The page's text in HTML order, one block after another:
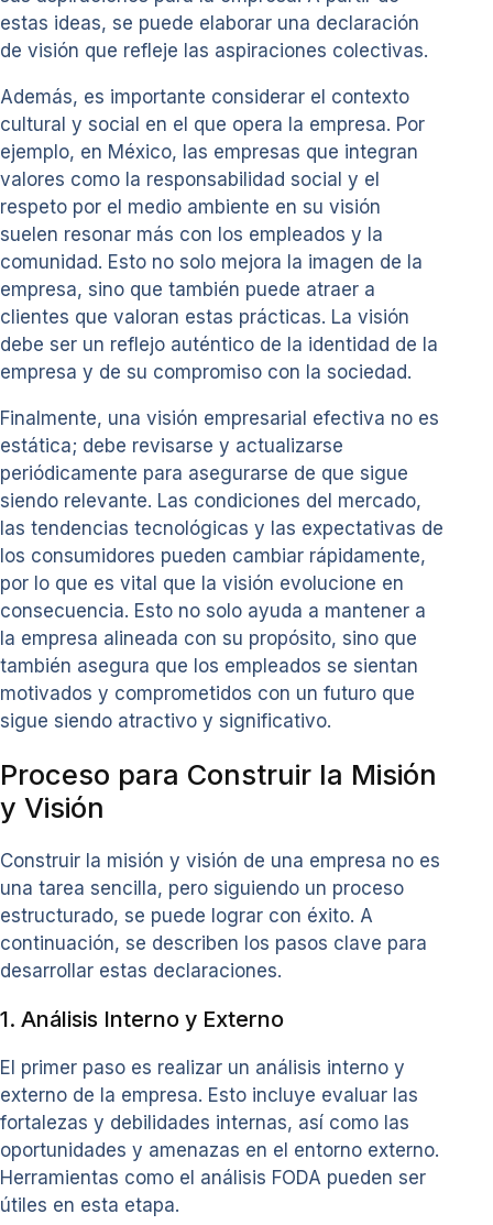
estas ideas, se puede elaborar una declaración
de visión que refleje las aspiraciones colectivas.
Además, es importante considerar el contexto
cultural y social en el que opera la empresa. Por
ejemplo, en México, las empresas que integran
valores como la responsabilidad social y el
respeto por el medio ambiente en su visión
suelen resonar más con los empleados y la
comunidad. Esto no solo mejora la imagen de la
empresa, sino que también puede atraer a
clientes que valoran estas prácticas. La visión
debe ser un reflejo auténtico de la identidad de la
empresa y de su compromiso con la sociedad.
Finalmente, una visión empresarial efectiva no es
estática; debe revisarse y actualizarse
periódicamente para asegurarse de que sigue
siendo relevante. Las condiciones del mercado,
las tendencias tecnológicas y las expectativas de
los consumidores pueden cambiar rápidamente,
por lo que es vital que la visión evolucione en
consecuencia. Esto no solo ayuda a mantener a
la empresa alineada con su propósito, sino que
también asegura que los empleados se sientan
motivados y comprometidos con un futuro que
sigue siendo atractivo y significativo.
Proceso para Construir la Misión
y Visión
Construir la misión y visión de una empresa no es
una tarea sencilla, pero siguiendo un proceso
estructurado, se puede lograr con éxito. A
continuación, se describen los pasos clave para
desarrollar estas declaraciones.
1. Análisis Interno y Externo
El primer paso es realizar un análisis interno y
externo de la empresa. Esto incluye evaluar las
fortalezas y debilidades internas, así como las
oportunidades y amenazas en el entorno externo.
Herramientas como el análisis FODA pueden ser
útiles en esta etapa.